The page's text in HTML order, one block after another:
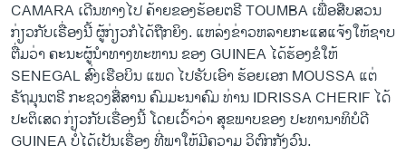
CAMARA ເດີນທາງໄປ ຄ້າຍຂອງຮ້ອຍຕຣີ TOUMBA ເພື່ອສືບສວນ
ກ່ຽວກັບເຣື່ອງນີ້ ຜູ້ກ່ຽວກໍໄດ້ຖືກຍິງ. ແຫລ່ງຂ່າວຫລາຍກະແສແຈ້ງໃຫ້ຊາບ
ຕື່ມວ່າ ຄະນະຜູ້ນຳທາງທະຫານ ຂອງ GUINEA ໄດ້ຮ້ອງຂໍໃຫ້
SENEGAL ສົ່ງເຮືອບິນ ແພດ ໄປຮັບເອົາ ຮ້ອຍເອກ MOUSSA ແຕ່
ຣັຖມຸນຕຣີ ກະຊວງສື່ສານ ຄົມມະນາຄົມ ທ່ານ IDRISSA CHERIF ໄດ້
ປະຕິເສດ ກ່ຽວກັບເຣື່ອງນີ້ ໂດຍເວົ້າວ່າ ສຸຂພາບຂອງ ປະທານາທິບໍດີ
GUINEA ບໍ່ໄດ້ເປັນເຣື່ອງ ທີ່ພາໃຫ້ມີຄວາມ ວິຕົກກັງວົນ.